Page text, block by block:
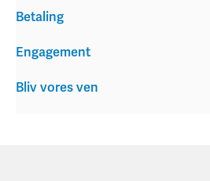
Betaling
Engagement
Bliv vores ven